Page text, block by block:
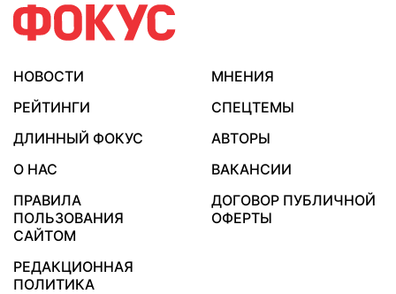
НОВОСТИ
МНЕНИЯ
РЕЙТИНГИ
СПЕЦТЕМЫ
ДЛИННЫЙ ФОКУС
АВТОРЫ
О НАС
ВАКАНСИИ
ПРАВИЛА
ПОЛЬЗОВАНИЯ
САЙТОМ
ДОГОВОР ПУБЛИЧНОЙ
ОФЕРТЫ
РЕДАКЦИОННАЯ
ПОЛИТИКА